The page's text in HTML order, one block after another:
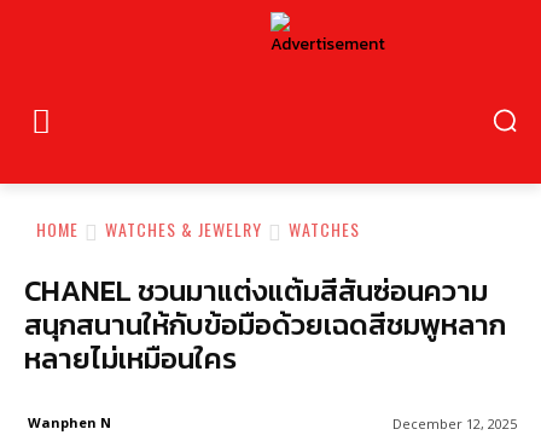
HOME WATCHES & JEWELRY WATCHES
CHANEL ชวนมาแต่งแต้มสีสันซ่อนความ
สนุกสนานให้กับข้อมือด้วยเฉดสีชมพูหลาก
หลายไม่เหมือนใคร
December 12, 2025
Wanphen N